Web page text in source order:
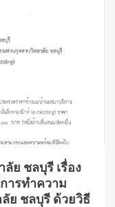
ย ชลบุรี เรื่อง
ารทําความ
ย ชลบุรี ด้วยวิธี